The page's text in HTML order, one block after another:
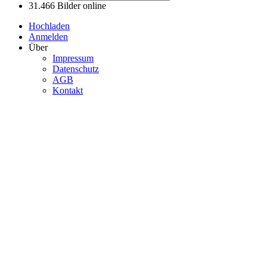
31.466 Bilder online
Hochladen
Anmelden
Über
Impressum
Datenschutz
AGB
Kontakt